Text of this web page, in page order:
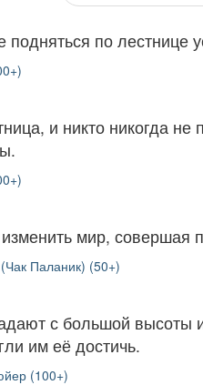
по лестнице
и никто никогда
мир, совершая
Паланик) (50+)
с большой высоты
им её достичь.
(100+)